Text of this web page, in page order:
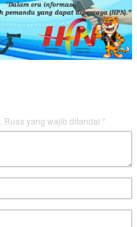
Ruas yang wajib ditandai *